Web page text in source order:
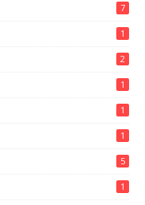
7
1
2
1
1
1
5
1